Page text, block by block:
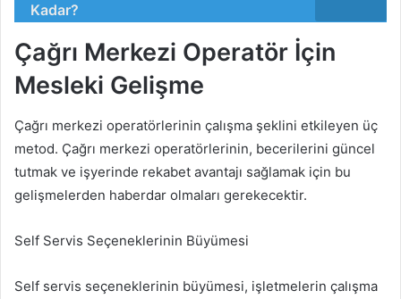
Kadar?
Çağrı Merkezi Operatör İçin
Mesleki Gelişme
Çağrı merkezi operatörlerinin çalışma şeklini etkileyen üç
metod. Çağrı merkezi operatörlerinin, becerilerini güncel
tutmak ve işyerinde rekabet avantajı sağlamak için bu
gelişmelerden haberdar olmaları gerekecektir.
Self Servis Seçeneklerinin Büyümesi
Self servis seçeneklerinin büyümesi, işletmelerin çalışma